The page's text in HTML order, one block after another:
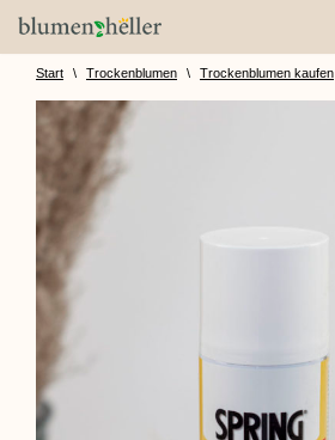
Zum
InhaltStart \ Trockenblumen \ Trockenblumen kaufen